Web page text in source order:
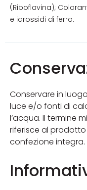
(Riboflavina);
e idrossidi di ferro.
Conservare in
luce e/o fonti di
l’acqua. Il termine
riferisce al
confezione integra.